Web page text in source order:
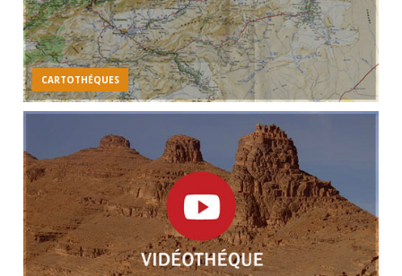
CARTOTHÉQUES